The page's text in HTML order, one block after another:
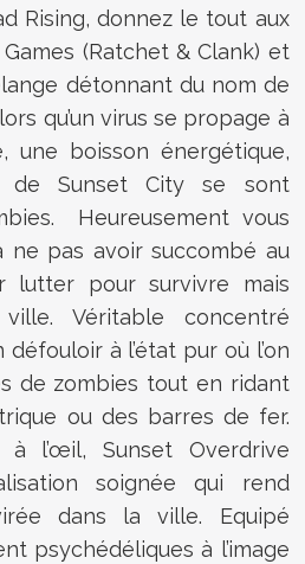
Rising, donnez le tout aux
(Ratchet & Clank) et
détonnant du nom de
qu’un virus se propage à
une boisson énergétique,
de Sunset City se sont
Heureusement vous
ne pas avoir succombé au
pour survivre mais
Véritable concentré
défouloir à l’état pur où l’on
de zombies tout en ridant
ou des barres de fer.
l’œil, Sunset Overdrive
soignée qui rend
dans la ville. Equipé
psychédéliques à l’image